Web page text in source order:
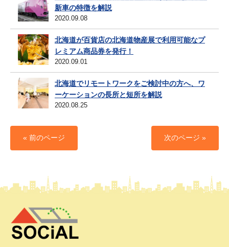
新車の特徴を解説
2020.09.08
北海道が百貨店の北海道物産展で利用可能なプ
レミアム商品券を発行！
2020.09.01
北海道でリモートワークをご検討中の方へ、ワ
ーケーションの長所と短所を解説
2020.08.25
« 前のページ 次のページ »